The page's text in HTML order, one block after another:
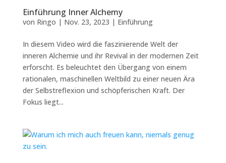
Einführung Inner Alchemy
von Ringo | Nov. 23, 2023 | Einführung
In diesem Video wird die faszinierende Welt der
inneren Alchemie und ihr Revival in der modernen Zeit
erforscht. Es beleuchtet den Übergang von einem
rationalen, maschinellen Weltbild zu einer neuen Ära
der Selbstreflexion und schöpferischen Kraft. Der
Fokus liegt...